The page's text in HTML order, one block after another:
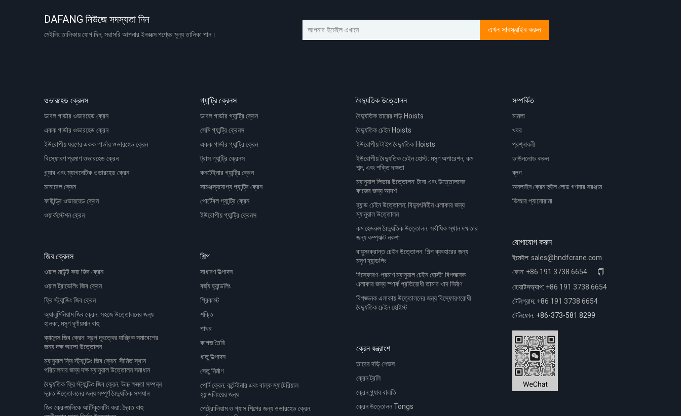
DAFANG নিউজে সদস্যতা নিন
মেইলিং তালিকায় যোগ দিন, সরাসরি আপনার ইনবক্সে পণ্যের মূল্য তালিকা পান। এখন সাবস্ক্রাইব করুন
ওভারহেড ক্রেনস
ডাবল গার্ডার ওভারহেড ক্রেন
একক গার্ডার ওভারহেড ক্রেন
ইউরোপীয় ধরণের একক গার্ডার ওভারহেড ক্রেন
বিস্ফোরণ প্রমাণ ওভারহেড ক্রেন
গ্র্যাব এবং ম্যাগনেটিক ওভারহেড ক্রেন
মনোরেল ক্রেন
ফাউন্ড্রি ওভারহেড ক্রেন
ওয়ার্কস্টেশন ক্রেন
জিব ক্রেনস
ওয়াল মাউন্ট করা জিব ক্রেন
ওয়াল ট্রাভেলিং জিব ক্রেন
ফ্রি স্ট্যান্ডিং জিব ক্রেন
অ্যালুমিনিয়াম জিব ক্রেন: সহজে উত্তোলনের জন্য
হালকা, মসৃণ ঘূর্ণায়মান বাহু
ব্যালেন্স জিব ক্রেন: স্বল্প দূরত্বের যান্ত্রিক সমাবেশের
জন্য দক্ষ আলো উত্তোলন
ম্যানুয়াল ফ্রি স্ট্যান্ডিং জিব ক্রেন: সীমিত স্থান
পরিচালনার জন্য দক্ষ ম্যানুয়াল উত্তোলন সমাধান
বৈদ্যুতিক ফ্রি স্ট্যান্ডিং জিব ক্রেন: উচ্চ ক্ষমতা সম্পন্ন
দ্রুত উত্তোলনের জন্য সম্পূর্ণ বৈদ্যুতিক সমাধান
জিব ক্রেনগুলিকে আর্টিকুলেটিং করা: দ্বৈত বাহু
গ্যান্ট্রি ক্রেনস
ডাবল গার্ডার গ্যান্ট্রি ক্রেন
সেমি গ্যান্ট্রি ক্রেনস
একক গার্ডার গ্যান্ট্রি ক্রেন
ট্রাস গ্যান্ট্রি ক্রেনস
কনটেইনার গ্যান্ট্রি ক্রেন
সামঞ্জস্যযোগ্য গ্যান্ট্রি ক্রেন
পোর্টেবল গ্যান্ট্রি ক্রেন
ইউরোপীয় গ্যান্ট্রি ক্রেনস
শিল্প
সাধারণ উত্পাদন
বর্জ্য হ্যান্ডলিং
প্রিকাস্ট
শক্তি
পাথর
কাগজ তৈরি
ধাতু উত্পাদন
সেতু নির্মাণ
পোর্ট ক্রেন: কন্টেইনার এবং বাল্ক ম্যাটেরিয়াল
হ্যান্ডলিংয়ের জন্য
পেট্রোলিয়াম ও গ্যাস শিল্পের জন্য ওভারহেড ক্রেন:
বৈদ্যুতিক উত্তোলন
বৈদ্যুতিক তারের দড়ি Hoists
বৈদ্যুতিক চেইন Hoists
ইউরোপীয় টাইপ বৈদ্যুতিক Hoists
ইউরোপীয় বৈদ্যুতিক চেইন হোস্ট: মসৃণ অপারেশন, কম
শব্দ, এবং শক্তি দক্ষতা
ম্যানুয়াল লিভার উত্তোলন: টানা এবং উত্তোলনের
কাজের জন্য আদর্শ
হ্যান্ড চেইন উত্তোলন: বিদ্যুৎবিহীন এলাকার জন্য
ম্যানুয়াল উত্তোলন
কম হেডরুম বৈদ্যুতিক উত্তোলন: সর্বাধিক স্থান দক্ষতার
জন্য কম্প্যাক্ট নকশা
বায়ুসংক্রান্ত চেইন উত্তোলন: শিল্প ব্যবহারের জন্য
মসৃণ হ্যান্ডলিং
বিস্ফোরণ-প্রমাণ ম্যানুয়াল চেইন হোস্ট: বিপজ্জনক
এলাকার জন্য স্পার্ক প্রতিরোধী তামার খাদ নির্মাণ
বিপজ্জনক এলাকায় উত্তোলনের জন্য বিস্ফোরণরোধী
বৈদ্যুতিক চেইন হোইস্ট
ক্রেন যন্ত্রাংশ
তারের দড়ি শেভস
ক্রেন ট্রলি
ক্রেন গ্র্যাব বালতি
ক্রেন উত্তোলন Tongs
সম্পর্কিত
মামলা
খবর
প্রশ্নাবলী
ডাউনলোড করুন
ব্লগ
অনলাইন ক্রেন হুইল লোড গণনার সরঞ্জাম
ভিআর প্যানোরামা
যোগাযোগ করুন
ইমেইল:sales@hndfcrane.com
ফোন: +86 191 3738 6654
হোয়াটসঅ্যাপ: +86 191 3738 6654
টেলিগ্রাম: +86 191 3738 6654
টেলিফোন: +86-373-581 8299